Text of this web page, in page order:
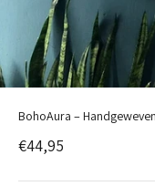
BohoAura –
Aanbiedingsprijs
€44,95